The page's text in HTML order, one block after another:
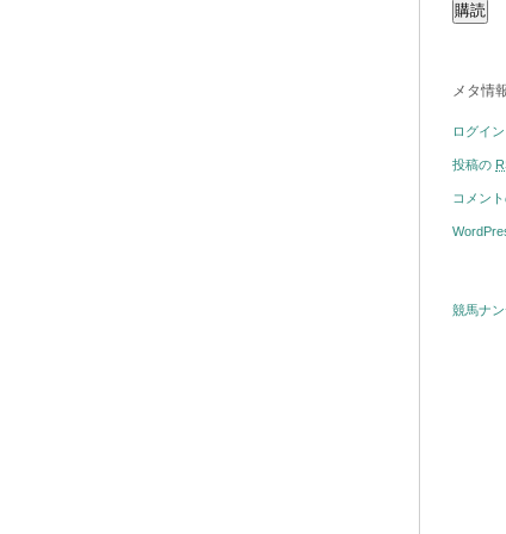
メタ情
ログイン
投稿の
コメン
競馬ナ